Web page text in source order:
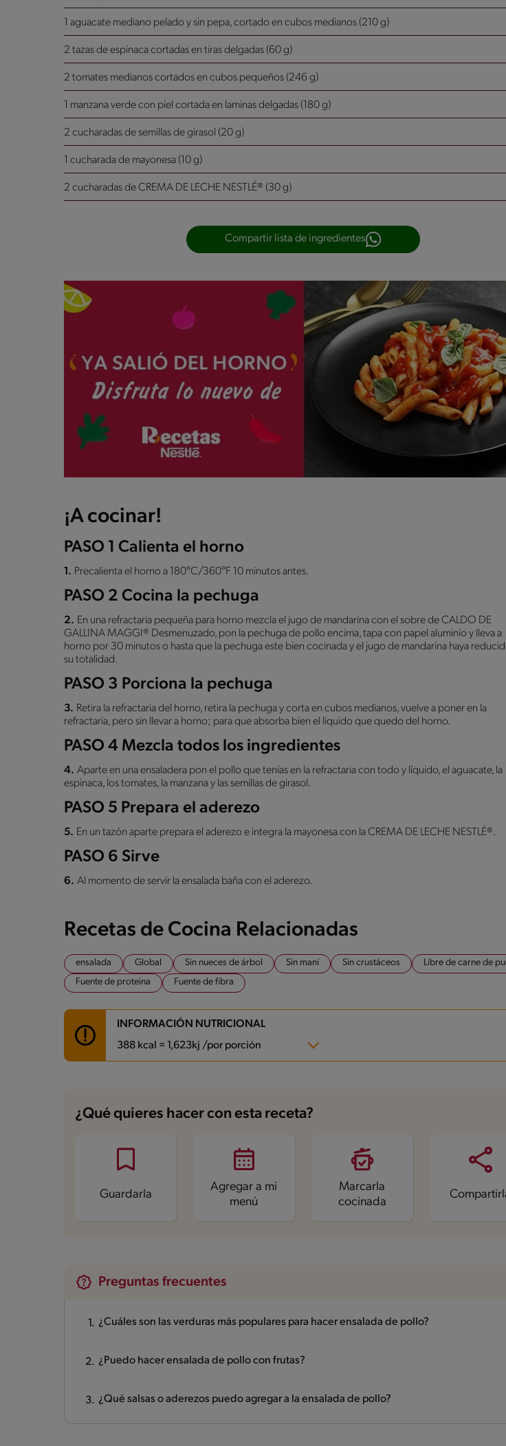
1 aguacate mediano pelado y sin pepa, cortado en cubos medianos (210 g)
2 tazas de espinaca cortadas en tiras delgadas (60 g)
2 tomates medianos cortados en cubos pequeños (246 g)
1 manzana verde con piel cortada en laminas delgadas (180 g)
2 cucharadas de semillas de girasol (20 g)
1 cucharada de mayonesa (10 g)
2 cucharadas de CREMA DE LECHE NESTLÉ® (30 g)
Compartir lista de ingredientes
¡A cocinar!
PASO 1 Calienta el horno
1. Precalienta el horno a 180°C/360°F 10 minutos antes.
PASO 2 Cocina la pechuga
2. En una refractaria pequeña para horno mezcla el jugo de mandarina con el sobre de CALDO DE
GALLINA MAGGI® Desmenuzado, pon la pechuga de pollo encima, tapa con papel aluminio y lleva a
horno por 30 minutos o hasta que la pechuga este bien cocinada y el jugo de mandarina haya
su totalidad.
PASO 3 Porciona la pechuga
3. Retira la refractaria del horno, retira la pechuga y corta en cubos medianos, vuelve a poner en la
refractaria, pero sin llevar a horno; para que absorba bien el liquido que quedo del horno.
PASO 4 Mezcla todos los ingredientes
4. Aparte en una ensaladera pon el pollo que tenías en la refractaria con todo y líquido, el aguacate, la
espinaca, los tomates, la manzana y las semillas de girasol.
PASO 5 Prepara el aderezo
5. En un tazón aparte prepara el aderezo e integra la mayonesa con la CREMA DE LECHE NESTLÉ®.
PASO 6 Sirve
6. Al momento de servir la ensalada baña con el aderezo.
Recetas de Cocina Relacionadas
ensalada Global Sin nueces de árbol Sin maní Sin crustáceos
Libre de carne de
Fuente de proteina
Fuente de fibra
INFORMACIÓN NUTRICIONAL
388 kcal = 1,623kj /por porción
Energía
388 kcal
Grasas 16.3 g
Sodio
¿Qué quieres hacer con esta receta?
Guardarla
Agregar a mi
menú
Marcarla
cocinada
Preguntas frecuentes
¿Cuáles son las verduras más populares para hacer ensalada de pollo?
¿Puedo hacer ensalada de pollo con frutas?
¿Qué salsas o aderezos puedo agregar a la ensalada de pollo?